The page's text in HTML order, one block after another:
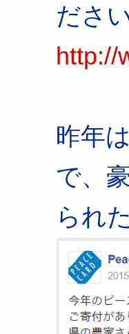
ださ
http://
昨年
で、
られ